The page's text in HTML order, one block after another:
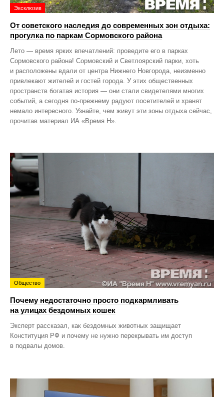
Эксклюзив
От советского наследия до современных зон отдыха:
прогулка по паркам Сормовского района
Лето — время ярких впечатлений: проведите его в парках
Сормовского района! Сормовский и Светлоярский парки, хоть
и расположены вдали от центра Нижнего Новгорода, неизменно
привлекают жителей и гостей города. У этих общественных
пространств богатая история — они стали свидетелями многих
событий, а сегодня по‑прежнему радуют посетителей и хранят
немало интересного. Узнайте, чем живут эти зоны отдыха сейчас,
прочитав материал ИА «Время Н».
Общество
Почему недостаточно просто подкармливать
на улицах бездомных кошек
Эксперт рассказал, как бездомных животных защищает
Конституция РФ и почему не нужно перекрывать им доступ
в подвалы домов.